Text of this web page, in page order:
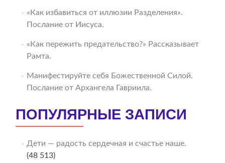
«Как избавиться от иллюзии Разделения».
Послание от Иисуса.
«Как пережить предательство?» Рассказывает
Рамта.
Манифестируйте себя Божественной Силой.
Послание от Архангела Гавриила.
ПОПУЛЯРНЫЕ ЗАПИСИ
Дети — радость сердечная и счастье наше.
(48 513)